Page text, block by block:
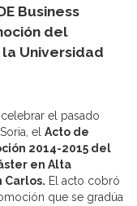
Business
del
Universidad
el pasado
el Acto de
2014-2015 del
en Alta
Carlos. El acto cobró
que se gradúa